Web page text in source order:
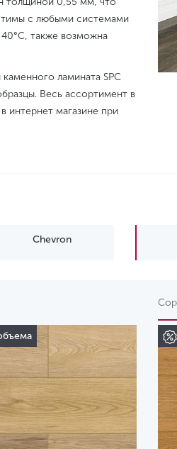
с любыми системами
40°С, также возможна
ламината SPC
Весь ассортимент в
интернет магазине при
Chevron